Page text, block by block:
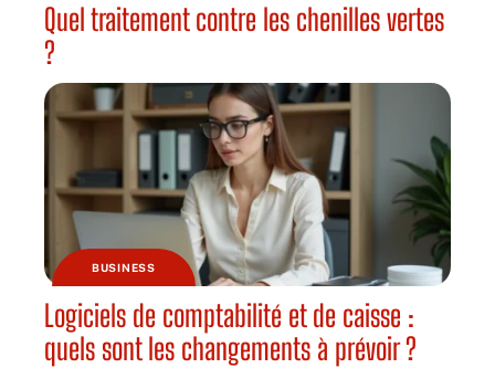
Quel traitement contre les chenilles vertes
?
BUSINESS
Logiciels de comptabilité et de caisse :
quels sont les changements à prévoir ?